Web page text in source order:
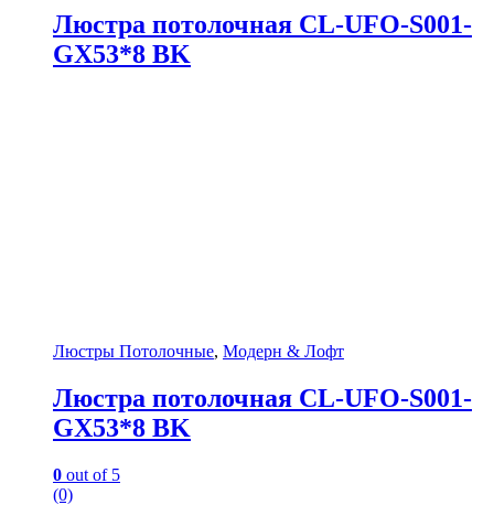
Люстра потолочная CL-UFO-S001-
GX53*8 BK
Люстры Потолочные, Модерн & Лофт
Люстра потолочная CL-UFO-S001-
GX53*8 BK
0 out of 5
(0)